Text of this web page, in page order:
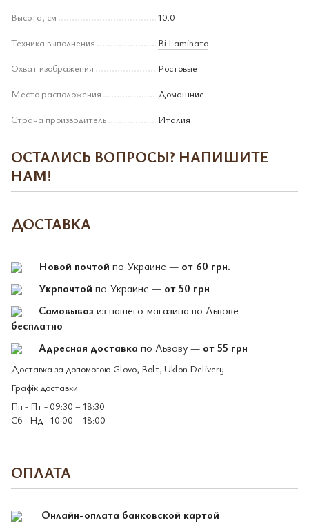
Высота, см
10.0
Техника выполнения
Bi Laminato
Охват изображения
Ростовые
Место расположения
Домашние
Страна производитель
Италия
ОСТАЛИСЬ ВОПРОСЫ? НАПИШИТЕ
НАМ!
ДОСТАВКА
Новой почтой по Украине — от 60 грн.
Укрпочтой по Украине — от 50 грн
Самовывоз из нашего магазина во Львове —
бесплатно
Адресная доставка по Львову — от 55 грн
Доставка за допомогою Glovo, Bolt, Uklon Delivery
Графік доставки
Пн - Пт - 09:30 – 18:30
Сб - Нд - 10:00 – 18:00
ОПЛАТА
Онлайн-оплата банковской картой